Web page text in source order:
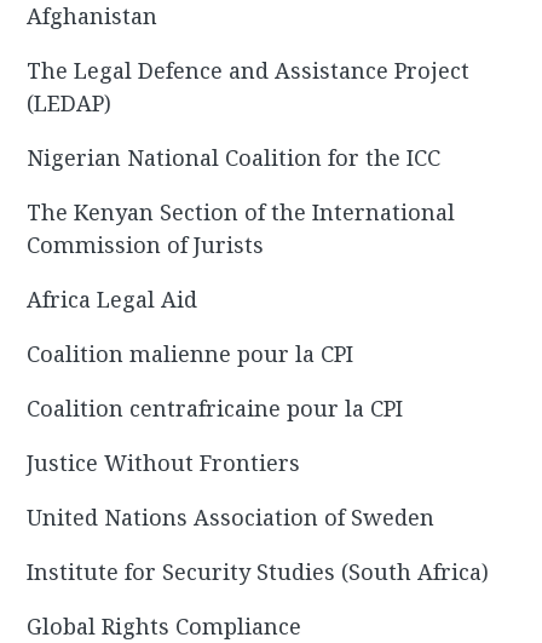
Afghanistan
The Legal Defence and Assistance Project
(LEDAP)
Nigerian National Coalition for the ICC
The Kenyan Section of the International
Commission of Jurists
Africa Legal Aid
Coalition malienne pour la CPI
Coalition centrafricaine pour la CPI
Justice Without Frontiers
United Nations Association of Sweden
Institute for Security Studies (South Africa)
Global Rights Compliance